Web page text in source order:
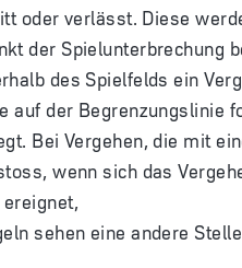
oder verlässt. Diese
der Spielunterbrechung
des Spielfelds ein
auf der Begrenzungslinie
Bei Vergehen, die mit
wenn sich das
sehen eine andere